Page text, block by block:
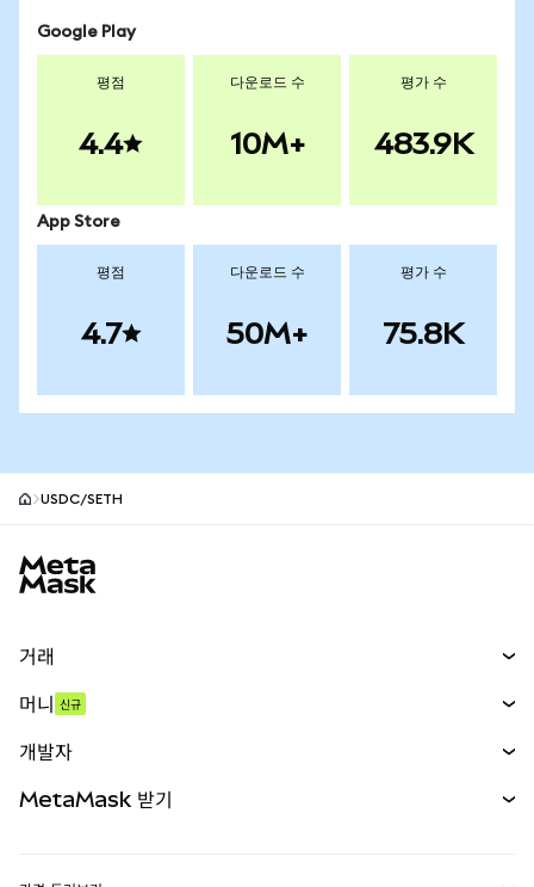
Google Play
평점
4.4
다운로드 수
10M+
평가 수
483.9K
App Store
평점
4.7
다운로드 수
50M+
평가 수
75.8K
USDC/SETH
거래
무기한 선물
실물자산
머니 신규
개발자
MetaMask 받기